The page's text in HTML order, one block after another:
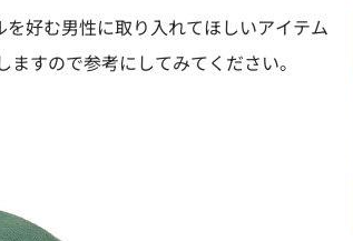
好む男性に取り入れてほしいアイテム
すので参考にしてみてください。